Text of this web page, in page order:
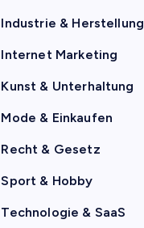
Industrie & Herstellung
Internet Marketing
Kunst & Unterhaltung
Mode & Einkaufen
Recht & Gesetz
Sport & Hobby
Technologie & SaaS